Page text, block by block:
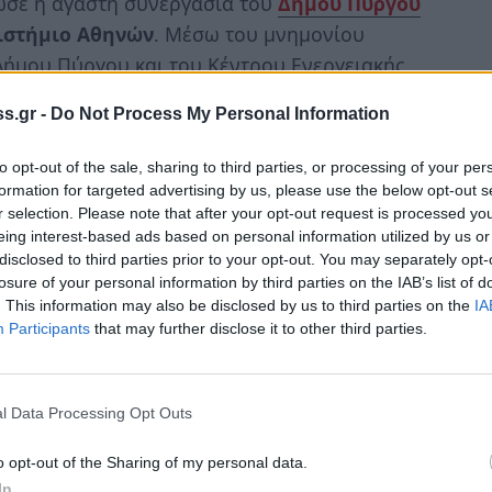
- Do Not Process My Personal Information
opt-out of the sale, sharing to third parties, or processing of your
for targeted advertising by us, please use the below opt-out
selection. Please note that after your opt-out request is processed
interest-based ads based on personal information utilized by us
to third parties prior to your opt-out. You may separately
of your personal information by third parties on the IAB’s list of
This information may also be disclosed by us to third parties on the
Participants that may further disclose it to other third parties.
Data Processing Opt Outs
opt-out of the Sharing of my personal data.
Αθηνών. Μέσω του μνημονίου
Πύργου και του Κέντρου Ενεργειακής
ολοκληρώθηκε η φύτευση 100
πρωτοβουλίας «75UN – 75 Trees UNAI
Plants», ενώ αναμένεται η φύτευση και
Ταμείου. Η πρόταση συνεργασίας
το συγκριμένο πρόγραμμα. Μια
τον Δήμαρχο Πύργου Παναγιώτη
συμβολή του συνεργάτη του
του Δήμου Πύργου και του KΕΠΑ –
φροντίδα των δένδρων για περίοδο πέντε
ενθάρρυνση της τοπικής κοινωνίας για